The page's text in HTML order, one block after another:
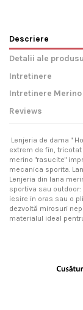
Descriere
Detalii ale
Intretinere
Intretinere Merino
Reviews
Lenjeria de dama "
extrem de fin,
merino "rasucite"
mecanica sporita.
Lenjeria din lana
sportiva sau
iesire in oras sau o
dezvoltă mirosuri
materialul ideal